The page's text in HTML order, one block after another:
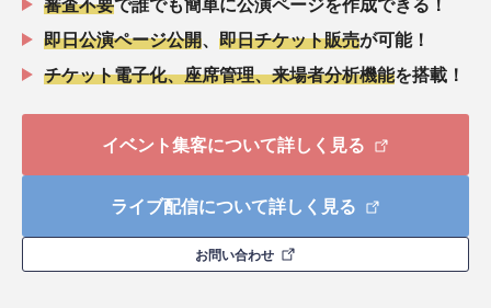
即日公演ページ公開、 即日チケット販売が可能！
チケット電子化、座席管理、来場者分析機能を搭載！
イベント集客について詳しく見る
ライブ配信について詳しく見る
お問い合わせ